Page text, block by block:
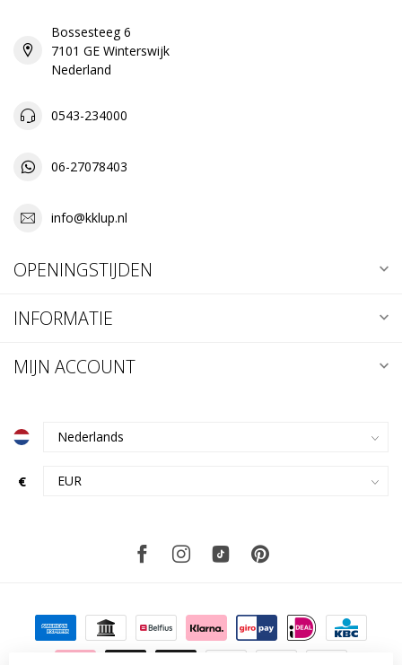
Bossesteeg 6
7101 GE Winterswijk
Nederland
0543-234000
06-27078403
info@kklup.nl
OPENINGSTIJDEN
INFORMATIE
MIJN ACCOUNT
€